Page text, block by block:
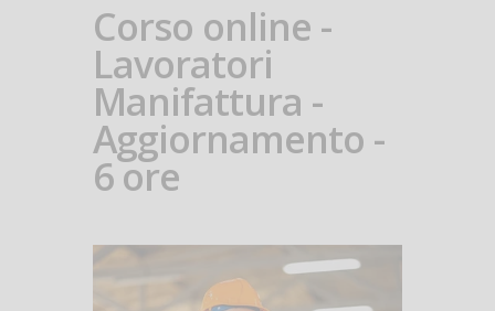
Corso online -
Lavoratori
Manifattura -
Aggiornamento -
6 ore